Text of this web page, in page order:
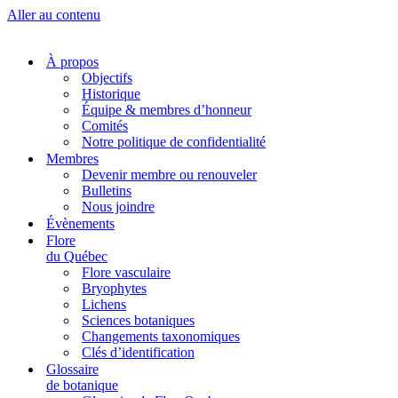
Aller au contenu
À propos
Objectifs
Historique
Équipe & membres d’honneur
Comités
Notre politique de confidentialité
Membres
Devenir membre ou renouveler
Bulletins
Nous joindre
Évènements
Flore
du Québec
Flore vasculaire
Bryophytes
Lichens
Sciences botaniques
Changements taxonomiques
Clés d’identification
Glossaire
de botanique